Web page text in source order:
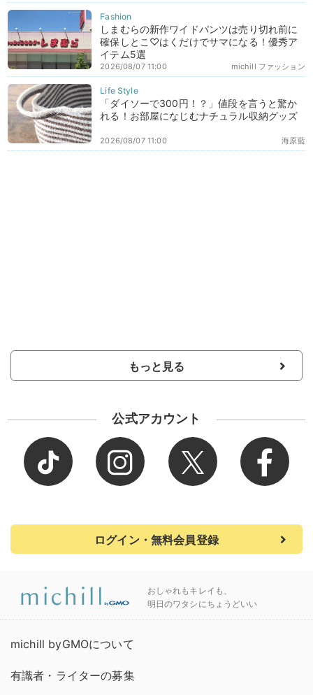
しまむらの新作ワイドパンツは売り切れ前に
確保しとこ♡はくだけでサマになる！優秀ア
イテム5選
michill ファッション
2026/08/07 11:00
「ダイソーで300円！？」値段を言うと驚か
れる！お部屋になじむナチュラル収納グッズ
海原藍
2026/08/07 11:00
もっと見る
公式アカウント
ログイン・無料会員登録
おしゃれもキレイも、
明日のワタシにちょうどいい
michill byGMOについて
有識者・ライターの募集